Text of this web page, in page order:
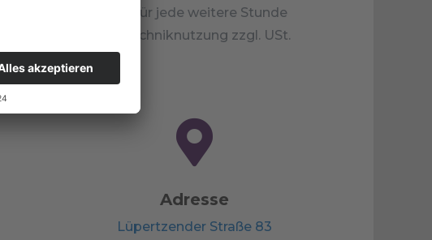
50 € für jede weitere Stunde
Bei Techniknutzung zzgl. USt.

Adresse
Lüpertzender Straße 83